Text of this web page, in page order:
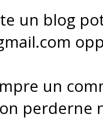
un blog
un
perderne